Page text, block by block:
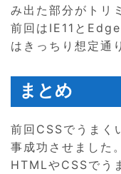
み出た部分がトリ
前回はIE11と
はきっちり想定通
まとめ
前回CSSでうまく
事成功させました。
HTMLやCSSでう